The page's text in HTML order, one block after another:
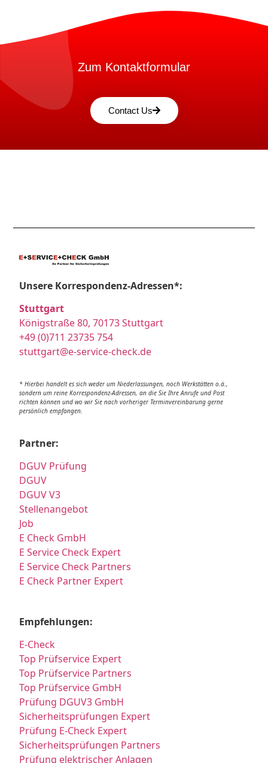
Zum Kontaktformular
Contact Us
Unsere Korrespondenz-Adressen*:
Stuttgart
Königstraße 80, 70173 Stuttgart
+49 (0)711 23735 754
stuttgart@e-service-check.de
* Hierbei handelt es sich weder um Niederlassungen, noch Werkstätten o.ä.,
sondern um reine Korrespondenz-Adressen, an die Sie Ihre Anrufe und Post
richten können und wo wir Sie nach vorheriger Terminvereinbarung gerne
persönlich empfangen.
Partner:
DGUV Prüfung
DGUV
DGUV V3
Stellenangebot
Job
E Check GmbH
E Service Check Expert
E Service Check Partners
E Check Partner Expert
Empfehlungen:
E-Check
Top Prüfservice Expert
Top Prüfservice Partners
Top Prüfservice GmbH
Prüfung DGUV3 GmbH
Sicherheitsprüfungen Expert
Prüfung E-Check Expert
Sicherheitsprüfungen Partners
Prüfung elektrischer Anlagen